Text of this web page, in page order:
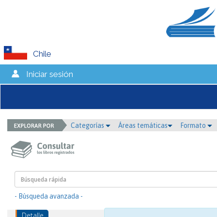
Chile
Iniciar sesión
Categorías Áreas temáticas Formato
- Búsqueda avanzada -